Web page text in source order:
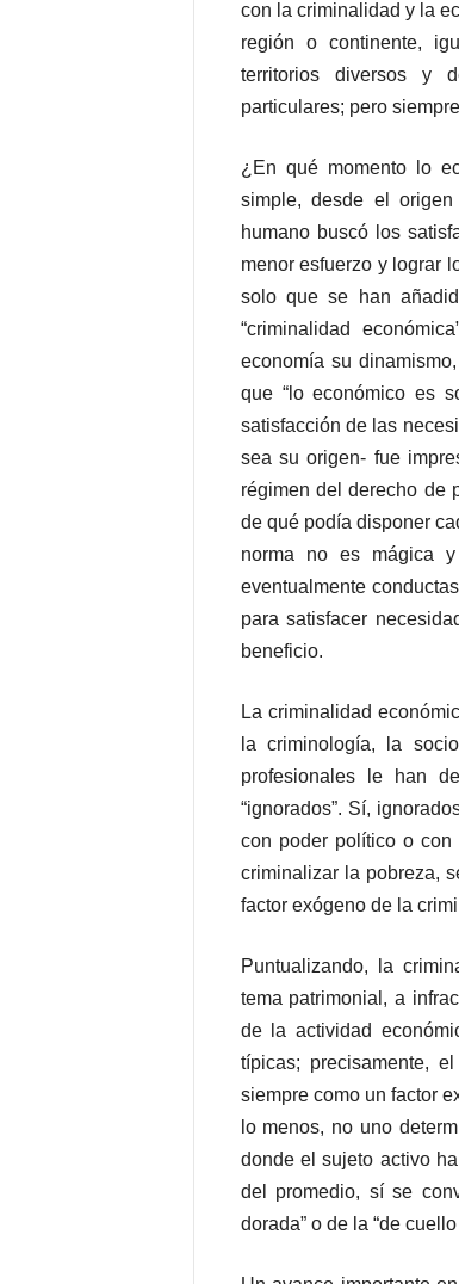
con la criminalidad y la
región o continente,
territorios diversos y
particulares; pero
¿En qué momento lo
simple, desde el
humano buscó los
menor esfuerzo y lograr
solo que se han
“criminalidad
economía su
que “lo económico es
satisfacción de las
sea su origen- fue
régimen del derecho de
de qué podía disponer
norma no es mágica
eventualmente
para satisfacer
beneficio.
La criminalidad
la criminología, la
profesionales le han
“ignorados”. Sí,
con poder político o con
criminalizar la pobreza,
factor exógeno de la
Puntualizando, la
tema patrimonial, a
de la actividad
típicas; precisamente,
siempre como un factor
lo menos, no uno
donde el sujeto activo
del promedio, sí se
dorada” o de la “de